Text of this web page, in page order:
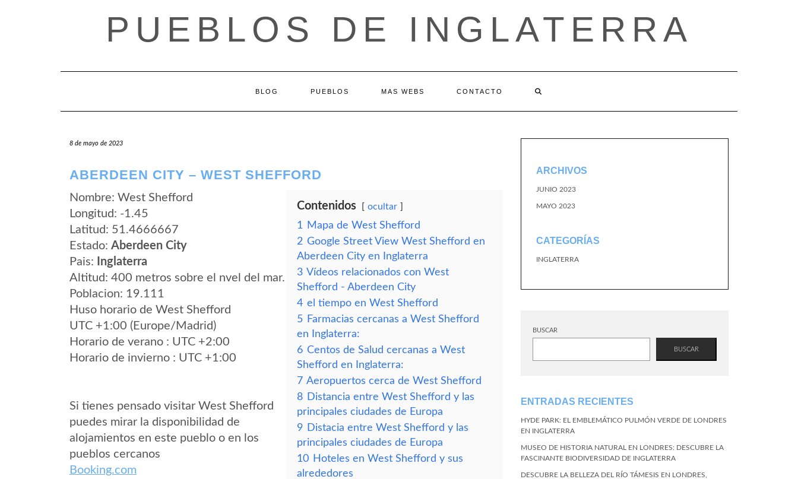
PUEBLOS DE INGLATERRA
BLOG PUEBLOS MAS WEBS CONTACTO
8 de mayo de 2023
ABERDEEN CITY – WEST SHEFFORD
Nombre: West Shefford
Longitud: -1.45
Latitud: 51.4666667
Estado: Aberdeen City
Pais:
Inglaterra
Altitud: 400 metros sobre el nvel del mar.
Poblacion: 19.111
Huso horario de West Shefford
UTC +1:00 (Europe/Madrid)
Horario de verano : UTC +2:00
Horario de invierno : UTC +1:00
Si tienes pensado visitar West Shefford
puedes mirar la disponibilidad de
alojamientos en este pueblo o en los
pueblos cercanos
Booking.com
Contenidos ocultar
1
Mapa de West Shefford
2 Google Street View West Shefford en
Aberdeen City en Inglaterra
3 Vídeos relacionados con West
Shefford - Aberdeen City
4 el tiempo en West Shefford
5 Farmacias cercanas a West Shefford
en Inglaterra:
6 Centos de Salud cercanas a West
Shefford en Inglaterra:
7 Aeropuertos cerca de West Shefford
8 Distancia entre West Shefford y las
principales ciudades de Europa
9 Distacia entre West Shefford y las
principales ciudades de Europa
10 Hoteles en West Shefford y sus
alrededores
ARCHIVOS
JUNIO 2023
MAYO 2023
CATEGORÍAS
INGLATERRA
BUSCAR
BUSCAR
ENTRADAS RECIENTES
HYDE PARK: EL EMBLEMÁTICO PULMÓN VERDE DE LONDRES
EN INGLATERRA
MUSEO DE HISTORIA NATURAL EN LONDRES: DESCUBRE LA
FASCINANTE BIODIVERSIDAD DE INGLATERRA
DESCUBRE LA BELLEZA DEL RÍO TÁMESIS EN LONDRES,